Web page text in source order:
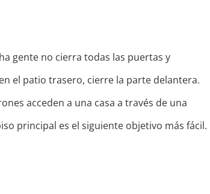
gente no cierra todas las puertas y
el patio trasero, cierre la parte delantera.
acceden a una casa a través de una
principal es el siguiente objetivo más fácil.